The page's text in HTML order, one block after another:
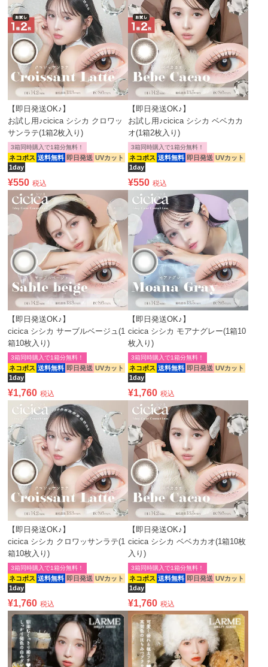
【即日発送OK♪】
お試し用♪cicica シシカ クロワッ
サンラテ(1箱2枚入り)
ネコポス 送料無料 即日発送 UVカット
1day
3箱同時購入で1箱分無料！
¥550 税込
【即日発送OK♪】
お試し用♪cicica シシカ ベベカカ
オ(1箱2枚入り)
ネコポス 送料無料 即日発送 UVカット
1day
3箱同時購入で1箱分無料！
¥550 税込
【即日発送OK♪】
cicica シシカ サーブルベージュ(1
箱10枚入り)
ネコポス 送料無料 即日発送 UVカット
1day
3箱同時購入で1箱分無料！
¥1,760 税込
【即日発送OK♪】
cicica シシカ モアナグレー(1箱10
枚入り)
ネコポス 送料無料 即日発送 UVカット
1day
3箱同時購入で1箱分無料！
¥1,760 税込
【即日発送OK♪】
cicica シシカ クロワッサンラテ(1
箱10枚入り)
ネコポス 送料無料 即日発送 UVカット
1day
3箱同時購入で1箱分無料！
¥1,760 税込
【即日発送OK♪】
cicica シシカ ベベカカオ(1箱10枚
入り)
ネコポス 送料無料 即日発送 UVカット
1day
3箱同時購入で1箱分無料！
¥1,760 税込